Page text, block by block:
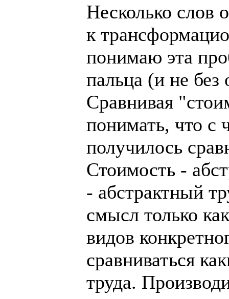
Несколько слов
к
понимаю эта
пальца (и не без
Сравнивая
понимать, что с
получилось
Стоимость -
- абстрактный
смысл только
видов
сравниваться
труда.